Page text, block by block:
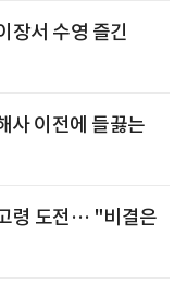
서 수영 즐긴
사 이전에 들끓는
령 도전… "비결은